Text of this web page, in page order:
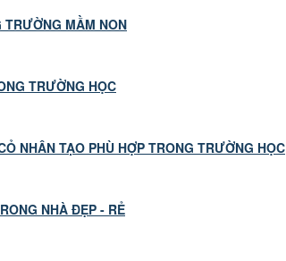
TRƯỜNG MẦM NON
TRƯỜNG HỌC
NHÂN TẠO PHÙ HỢP TRONG TRƯỜNG HỌC
NHÀ ĐẸP - RẺ